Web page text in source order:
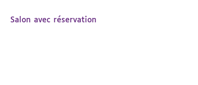
Salon avec réservation